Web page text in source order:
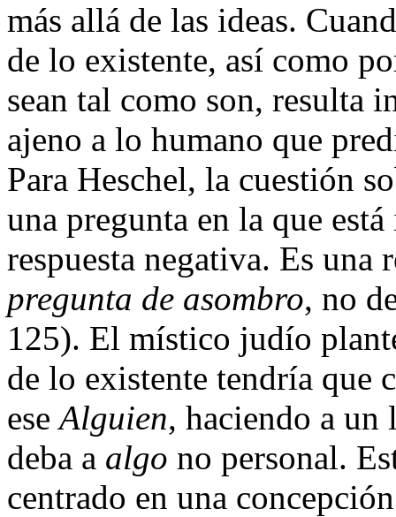
más allá de las ideas.
de lo existente, así como
sean tal como son, resulta
ajeno a lo humano que
Para Heschel, la cuestión
una pregunta en la que
respuesta negativa. Es una
pregunta de asombro, no
125). El místico judío
de lo existente tendría que
eseAlguien, haciendo a un
deba a algo no personal.
centrado en una